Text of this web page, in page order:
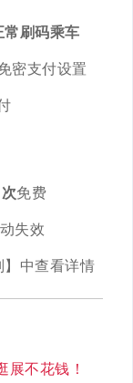
刷码乘车
密支付设置
免费
失效
中查看详情
展不花钱！